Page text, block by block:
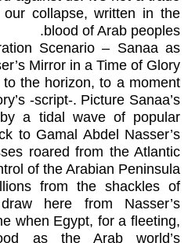
collapse, written in the
blood of Arab peoples.
Scenario – Sanaa as
Mirror in a Time of Glory
to the horizon, to a moment
-script-. Picture Sanaa’s
a tidal wave of popular
to Gamal Abdel Nasser’s
roared from the Atlantic
of the Arabian Peninsula
from the shackles of
here from Nasser’s
when Egypt, for a fleeting,
as the Arab world’s